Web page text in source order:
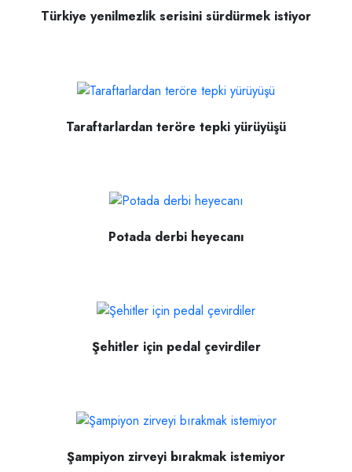
Türkiye yenilmezlik serisini sürdürmek istiyor
Taraftarlardan teröre tepki yürüyüşü
Potada derbi heyecanı
Şehitler için pedal çevirdiler
Şampiyon zirveyi bırakmak istemiyor